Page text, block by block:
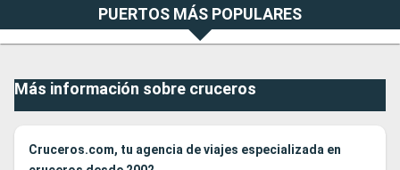
PUERTOS MÁS POPULARES
Más información sobre cruceros
Cruceros.com, tu agencia de viajes especializada en